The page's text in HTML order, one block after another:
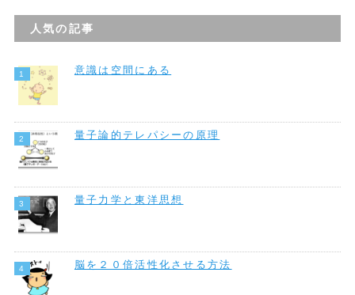
人気の記事
意識は空間にある
量子論的テレパシーの原理
量子力学と東洋思想
脳を２０倍活性化させる方法